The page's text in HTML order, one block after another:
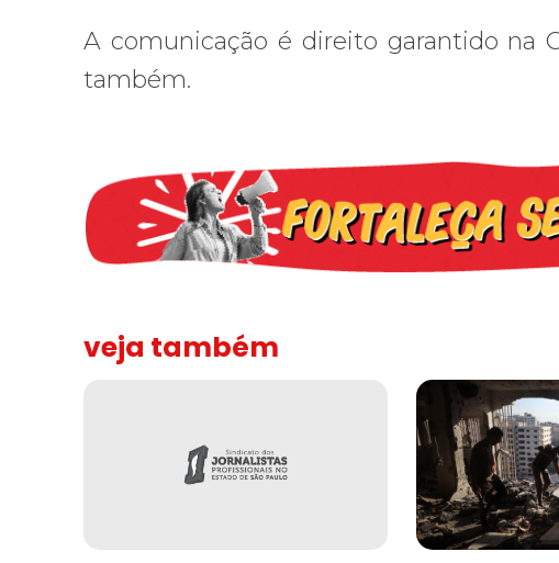
A comunicação é direito garantido na
também.
veja também
Solidariedade ao jornalista Caê Vasconcelos e repúdio aos
“Funeral para toda